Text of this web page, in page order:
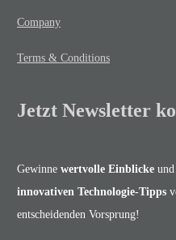
Company
Terms & Conditions
Jetzt Newsletter
Gewinne wertvolle Einblicke
innovativen Technologie-Tipps
entscheidenden Vorsprung!